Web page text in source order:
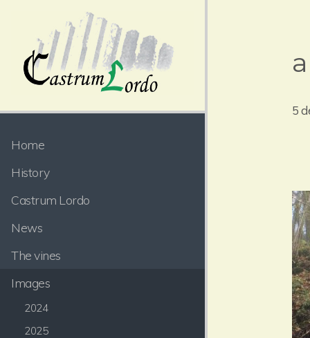
Home
History
Castrum Lordo
News
The vines
Images
2024
2025
5